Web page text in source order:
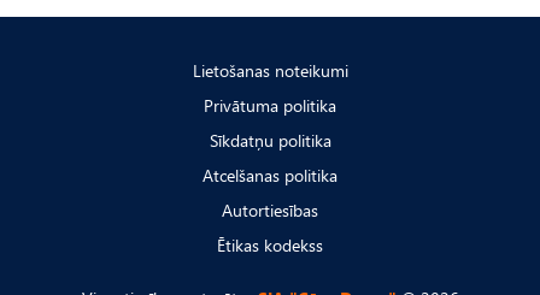
Lietošanas noteikumi
Privātuma politika
Sīkdatņu politika
Atcelšanas politika
Autortiesības
Ētikas kodekss